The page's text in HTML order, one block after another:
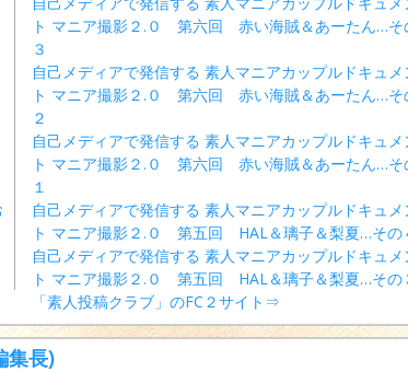
ト マニア撮影２.０ 第六回 赤い海賊＆あーたん…そ
３
自己メディアで発信する 素人マニアカップルドキュメ
ト マニア撮影２.０ 第六回 赤い海賊＆あーたん…そ
２
自己メディアで発信する 素人マニアカップルドキュメ
ト マニア撮影２.０ 第六回 赤い海賊＆あーたん…そ
１
自己メディアで発信する 素人マニアカップルドキュメ
ト マニア撮影２.０ 第五回 HAL＆璃子＆梨夏…その
自己メディアで発信する 素人マニアカップルドキュメ
ト マニア撮影２.０ 第五回 HAL＆璃子＆梨夏…その
「素人投稿クラブ」のFC２サイト⇒
集長)